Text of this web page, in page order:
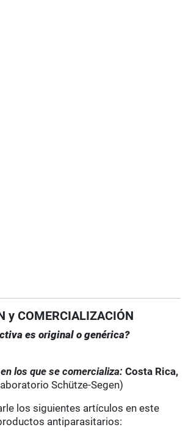
y COMERCIALIZACIÓN
es original o genérica?
los que se comercializa:Costa Rica,
Schütze-Segen)
los siguientes artículos en este
antiparasitarios: